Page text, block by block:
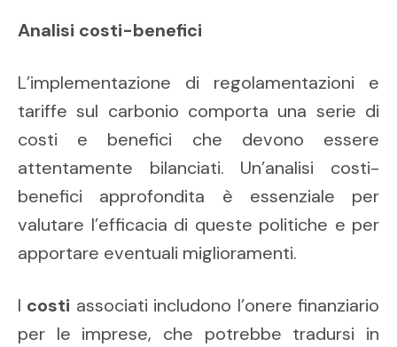
Analisi costi-benefici
L’implementazione di regolamentazioni e
tariffe sul carbonio comporta una serie di
costi e benefici che devono essere
attentamente bilanciati. Un’analisi costi-
benefici approfondita è essenziale per
valutare l’efficacia di queste politiche e per
apportare eventuali miglioramenti.
I costi associati includono l’onere finanziario
per le imprese, che potrebbe tradursi in